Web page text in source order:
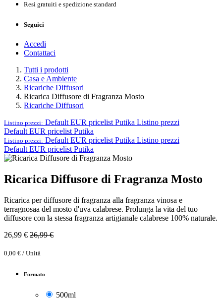
Resi gratuiti e spedizione standard
Seguici
Accedi
Contattaci
Tutti i prodotti
Casa e Ambiente
Ricariche Diffusori
Ricarica Diffusore di Fragranza Mosto
Ricariche Diffusori
Listino prezzi: Default EUR pricelist Putika Listino prezzi
Default EUR pricelist Putika
Listino prezzi: Default EUR pricelist Putika Listino prezzi
Default EUR pricelist Putika
Ricarica Diffusore di Fragranza Mosto
Ricarica per diffusore di fragranza alla fragranza vinosa e
terragnosaa del mosto d'uva calabrese. Prolunga la vita del tuo
diffusore con la stessa fragranza artigianale calabrese 100% naturale.
26,99 € 26,99€
0,00 € / Unità
Formato
500ml